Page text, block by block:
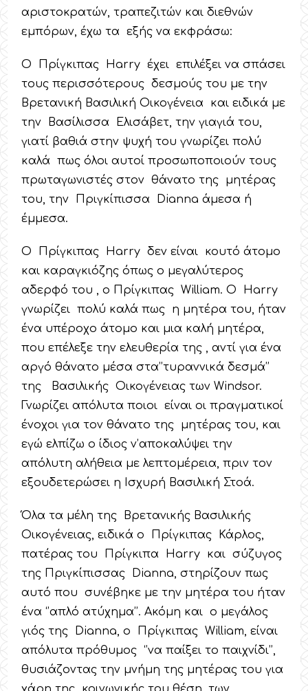
αριστοκρατών, τραπεζιτών και διεθνών
εμπόρων, έχω τα εξής να εκφράσω:
Ο Πρίγκιπας Harry έχει επιλέξει να σπάσει
τους περισσότερους δεσμούς του με την
Βρετανική Βασιλική Οικογένεια και ειδικά με
την Βασίλισσα Ελισάβετ, την γιαγιά του,
γιατί βαθιά στην ψυχή του γνωρίζει πολύ
καλά πως όλοι αυτοί προσωποποιούν τους
πρωταγωνιστές στον θάνατο της μητέρας
του, την Πριγκίπισσα Dianna άμεσα ή
έμμεσα.
Ο Πρίγκιπας Harry δεν είναι κουτό άτομο
και καραγκιόζης όπως ο μεγαλύτερος
αδερφό του , ο Πρίγκιπας William. Ο Harry
γνωρίζει πολύ καλά πως η μητέρα του, ήταν
ένα υπέροχο άτομο και μια καλή μητέρα,
που επέλεξε την ελευθερία της , αντί για ένα
αργό θάνατο μέσα στα’’τυραννικά δεσμά’’
της Βασιλικής Οικογένειας των Windsor.
Γνωρίζει απόλυτα ποιοι είναι οι πραγματικοί
ένοχοι για τον θάνατο της μητέρας του, και
εγώ ελπίζω ο ίδιος ν’αποκαλύψει την
απόλυτη αλήθεια με λεπτομέρεια, πριν τον
εξουδετερώσει η Ισχυρή Βασιλική Στοά.
Όλα τα μέλη της Βρετανικής Βασιλικής
Οικογένειας, ειδικά ο Πρίγκιπας Κάρλος,
πατέρας του Πρίγκιπα Harry και σύζυγος
της Πριγκίπισσας Dianna, στηρίζουν πως
αυτό που συνέβηκε με την μητέρα του ήταν
ένα ‘’απλό ατύχημα’’. Ακόμη και ο μεγάλος
γιός της Dianna, ο Πρίγκιπας William, είναι
απόλυτα πρόθυμος ‘’να παίξει το παιχνίδι’’,
θυσιάζοντας την μνήμη της μητέρας του για